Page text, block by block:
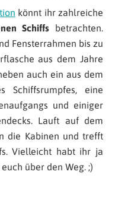
könnt ihr zahlreiche
Schiffs betrachten.
Fensterrahmen bis zu
aus dem Jahre
auch ein aus dem
Schiffsrumpfes, eine
und einiger
Lauft auf dem
die Kabinen und trefft
Vielleicht habt ihr ja
über den Weg. ;)